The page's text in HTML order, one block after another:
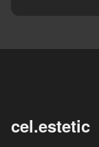
cel.estetic